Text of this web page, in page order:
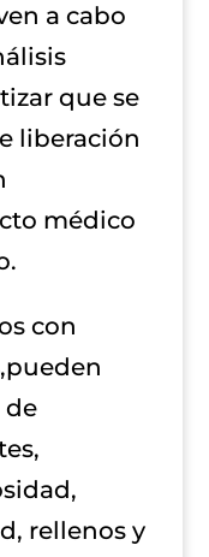
a cabo
que se
liberación
médico
con
de
rellenos y